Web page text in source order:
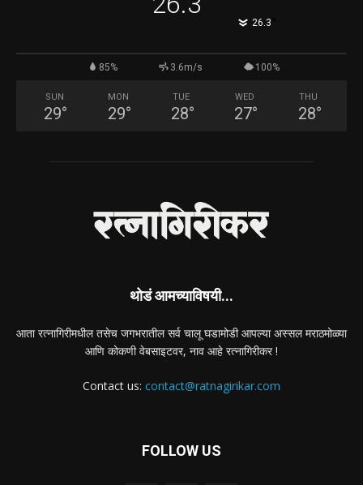
26.3
85% 3.6m/s 100%
SUN
29°
MON
29°
TUE
28°
WED
27°
THU
28°
थोडं आमच्याविषयी...
आता रत्नागिरीमधील तसेच जगभरातील सर्व चालू घडामोडी आपल्या अस्सल मराठमोळ्या
आणि कोकणी वेबसाइटवर, नाव आहे रत्नागिरीकर !
Contact us: contact@ratnagirikar.com
FOLLOW US